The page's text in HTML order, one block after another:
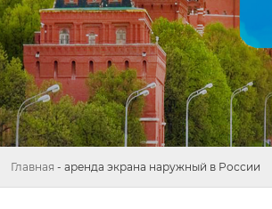
Главная - аренда экрана наружный в России